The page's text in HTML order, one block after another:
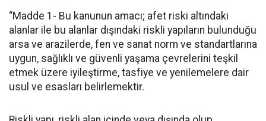
“Madde 1- Bu kanunun amacı; afet riski altındaki
alanlar ile bu alanlar dışındaki riskli yapıların bulunduğu
arsa ve arazilerde, fen ve sanat norm ve standartlarına
uygun, sağlıklı ve güvenli yaşama çevrelerini teşkil
etmek üzere iyileştirme, tasfiye ve yenilemelere dair
usul ve esasları belirlemektir.